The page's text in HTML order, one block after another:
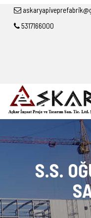
5317166000
S.S.